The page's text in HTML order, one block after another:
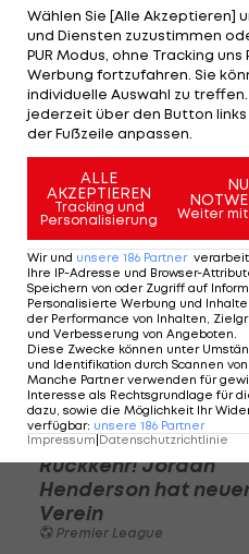
bestätigen, dass der
blauem Untergrund und
als bei allen anderen
Rumäne. "Die Zukunft ist
Sportler und
Mehr zum
Premier-League-
Rückkehr! Jordan
Henderson hat
Verein
Premier League
Wählen Sie [Alle Akzeptieren]
und Diensten zuzustimmen
PUR Modus, ohne Tracking
Werbung fortzufahren. Sie
individuelle Auswahl zu
jederzeit über den Button links
der Fußzeile anpassen.
ALLE
AKZEPTIEREN
Tracking und
Personalisierung
Weiter mit
Wir und unsere 186 Partner
Ihre IP-Adresse und Browser-
Speichern von oder Zugriff auf
Personalisierte Werbung und
der Performance von Inhalten,
und Verbesserung von Angeboten.
Diese Zwecke können unter
und Identifikation durch Scannen
Manche Partner verwenden für
Interesse als Rechtsgrundlage für
dazu, sowie die Möglichkeit Ihr
verfügbar: unsere 186 Partner
Impressum Datenschutzrichtlinie